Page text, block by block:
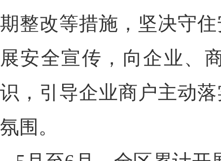
期整改等措施，坚决守
展安全宣传，向企业、
识，引导企业商户主动
氛围。